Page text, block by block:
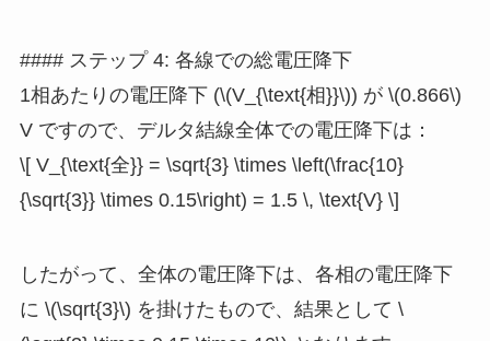
#### ステップ 4: 各線での総電圧降下
1相あたりの電圧降下 (\(V_{\text{相}}\)) が \(0.866\)
V ですので、デルタ結線全体での電圧降下は：
\[ V_{\text{全}} = \sqrt{3} \times \left(\frac{10}
{\sqrt{3}} \times 0.15\right) = 1.5 \, \text{V} \]
したがって、全体の電圧降下は、各相の電圧降下
に \(\sqrt{3}\) を掛けたもので、結果として \